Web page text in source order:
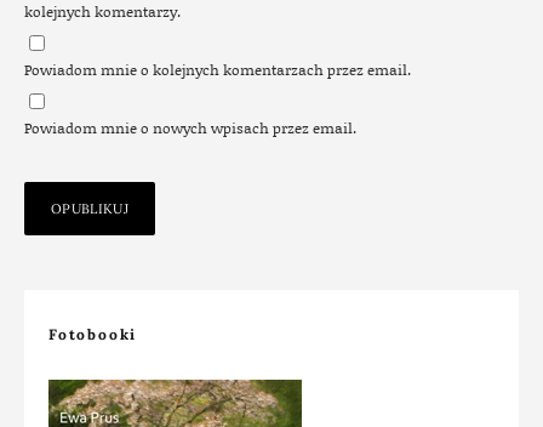
kolejnych komentarzy.
Powiadom mnie o kolejnych komentarzach przez email.
Powiadom mnie o nowych wpisach przez email.
Fotobooki